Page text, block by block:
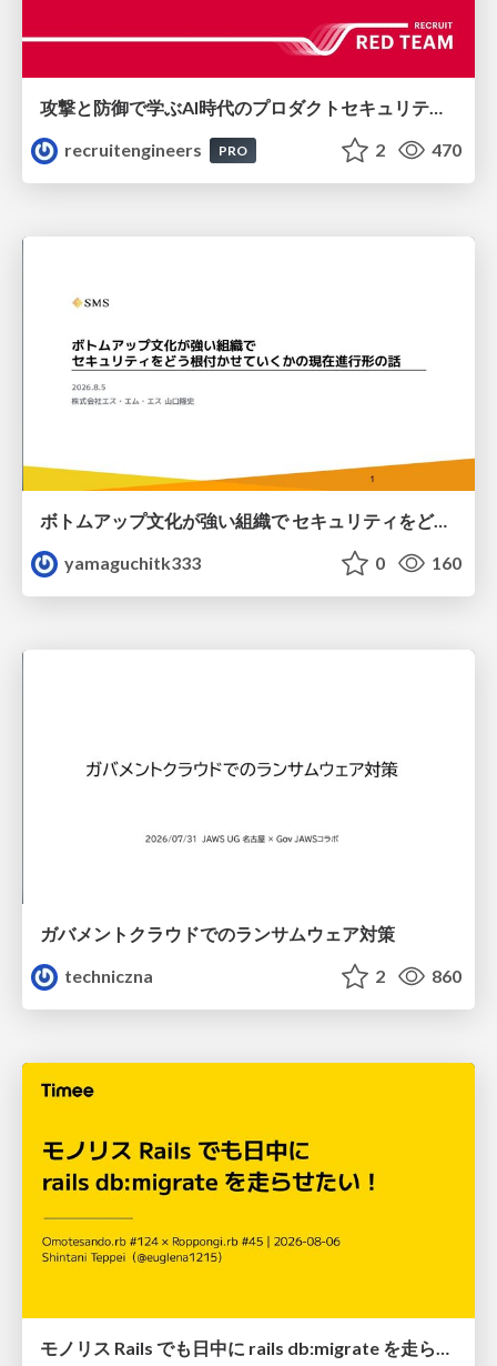
recruitengineers
PRO 2 470
ボトムアップ文化が強い組織で セキュリティをどう根付かせていくかの現在進行形の話 / Making Security Stick in a Bottom-Up Organization
yamaguchitk333
0 160
ガバメントクラウドでのランサムウェア対策
techniczna
2 860